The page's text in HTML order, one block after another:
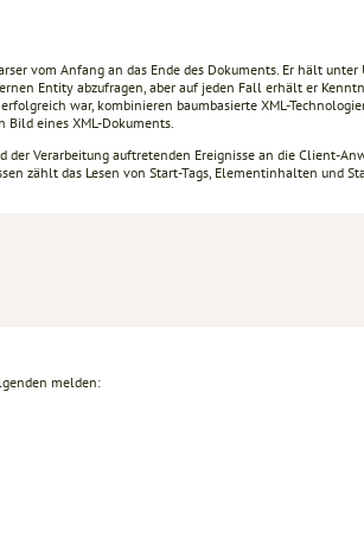
vom Anfang an das Ende des Dokuments. Er hält
Entity abzufragen, aber auf jeden Fall erhält er
war, kombinieren baumbasierte XML-
eines XML-Dokuments.
der Verarbeitung auftretenden Ereignisse an die Client-
zählt das Lesen von Start-Tags, Elementinhalten und
melden: